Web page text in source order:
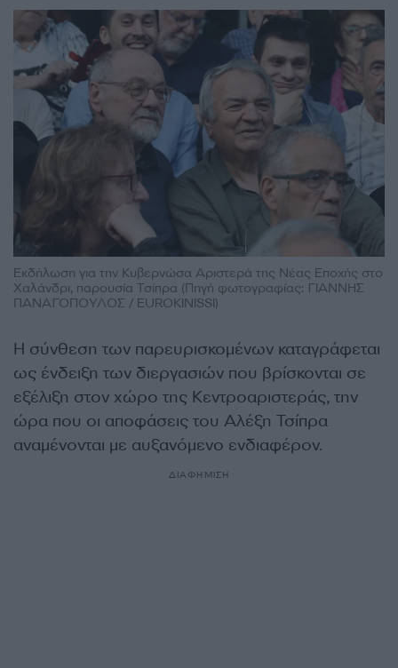
Εκδήλωση για την Κυβερνώσα Αριστερά της Νέας Εποχής στο
Χαλάνδρι, παρουσία Τσίπρα (Πηγή φωτογραφίας: ΓΙΑΝΝΗΣ
ΠΑΝΑΓΟΠΟΥΛΟΣ / EUROKINISSI)
Η σύνθεση των παρευρισκομένων καταγράφεται
ως ένδειξη των διεργασιών που βρίσκονται σε
εξέλιξη στον χώρο της Κεντροαριστεράς, την
ώρα που οι αποφάσεις του Αλέξη Τσίπρα
αναμένονται με αυξανόμενο ενδιαφέρον.
ΔΙΑΦΗΜΙΣΗ